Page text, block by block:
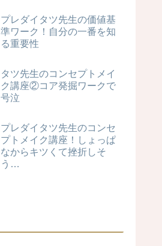
プレダイタツ先生の価値基
準ワーク！自分の一番を知
る重要性
タツ先生のコンセプトメイ
ク講座②コア発掘ワークで
号泣
プレダイタツ先生のコンセ
プトメイク講座！しょっぱ
なからキツくて挫折しそ
う…